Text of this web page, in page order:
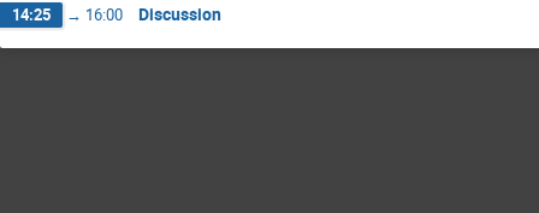
14:25 → 16:00 Discussion